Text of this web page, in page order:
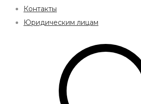
Контакты
Юридическим лицам